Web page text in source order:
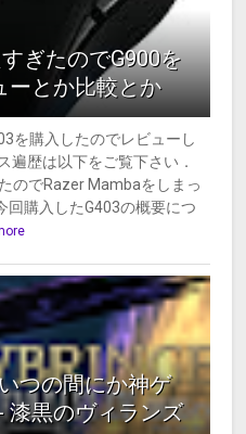
ぎたのでG900を
ーとか比較とか
を購入したのでレビューし
遍歴は以下をご覧下さい．
のでRazer Mambaをしまっ
回購入したG403の概要につ
つの間にか神ゲ
漆黒のヴィランズ